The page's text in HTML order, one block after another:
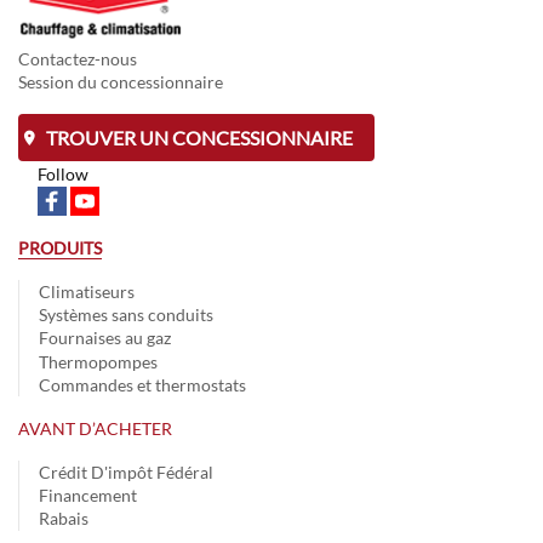
Contactez-nous
Session du concessionnaire
TROUVER UN CONCESSIONNAIRE
Follow
PRODUITS
Climatiseurs
Systèmes sans conduits
Fournaises au gaz
Thermopompes
Commandes et thermostats
AVANT D’ACHETER
Crédit D'impôt Fédéral
Financement
Rabais